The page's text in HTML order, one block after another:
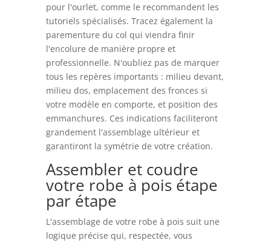
pour l'ourlet, comme le recommandent les
tutoriels spécialisés. Tracez également la
parementure du col qui viendra finir
l'encolure de manière propre et
professionnelle. N'oubliez pas de marquer
tous les repères importants : milieu devant,
milieu dos, emplacement des fronces si
votre modèle en comporte, et position des
emmanchures. Ces indications faciliteront
grandement l'assemblage ultérieur et
garantiront la symétrie de votre création.
Assembler et coudre
votre robe à pois étape
par étape
L'assemblage de votre robe à pois suit une
logique précise qui, respectée, vous